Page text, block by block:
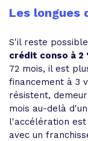
Les longues
S'il reste
crédit conso à 2
72 mois, il est
financement à 3
résistent,
mois au-delà
l'accélération est
avec un